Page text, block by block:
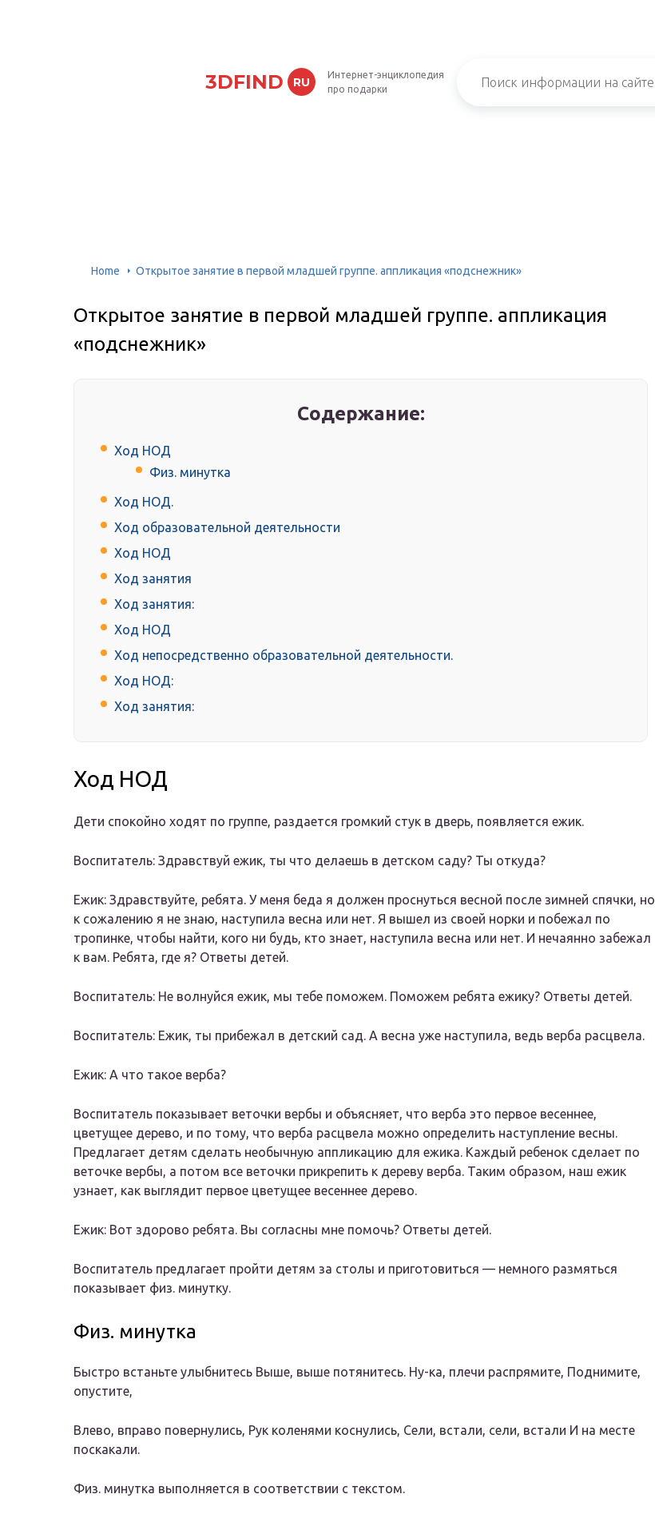
3DFIND RU
Интернет-энциклопедия
про подарки
Home Открытое занятие в первой младшей группе. аппликация «подснежник»
Открытое занятие в первой младшей группе. аппликация
«подснежник»
Содержание:
Ход НОД
Физ. минутка
Ход НОД.
Ход образовательной деятельности
Ход НОД
Ход занятия
Ход занятия:
Ход НОД
Ход непосредственно образовательной деятельности.
Ход НОД:
Ход занятия:
Ход НОД
Дети спокойно ходят по группе, раздается громкий стук в дверь, появляется ежик.
Воспитатель: Здравствуй ежик, ты что делаешь в детском саду? Ты откуда?
Ежик: Здравствуйте, ребята. У меня беда я должен проснуться весной после зимней спячки, но
к сожалению я не знаю, наступила весна или нет. Я вышел из своей норки и побежал по
тропинке, чтобы найти, кого ни будь, кто знает, наступила весна или нет. И нечаянно забежал
к вам. Ребята, где я? Ответы детей.
Воспитатель: Не волнуйся ежик, мы тебе поможем. Поможем ребята ежику? Ответы детей.
Воспитатель: Ежик, ты прибежал в детский сад. А весна уже наступила, ведь верба расцвела.
Ежик: А что такое верба?
Воспитатель показывает веточки вербы и объясняет, что верба это первое весеннее,
цветущее дерево, и по тому, что верба расцвела можно определить наступление весны.
Предлагает детям сделать необычную аппликацию для ежика. Каждый ребенок сделает по
веточке вербы, а потом все веточки прикрепить к дереву верба. Таким образом, наш ежик
узнает, как выглядит первое цветущее весеннее дерево.
Ежик: Вот здорово ребята. Вы согласны мне помочь? Ответы детей.
Воспитатель предлагает пройти детям за столы и приготовиться — немного размяться
показывает физ. минутку.
Физ. минутка
Быстро встаньте улыбнитесь Выше, выше потянитесь. Ну-ка, плечи распрямите, Поднимите,
опустите,
Влево, вправо повернулись, Рук коленями коснулись, Сели, встали, сели, встали И на месте
поскакали.
Физ. минутка выполняется в соответствии с текстом.